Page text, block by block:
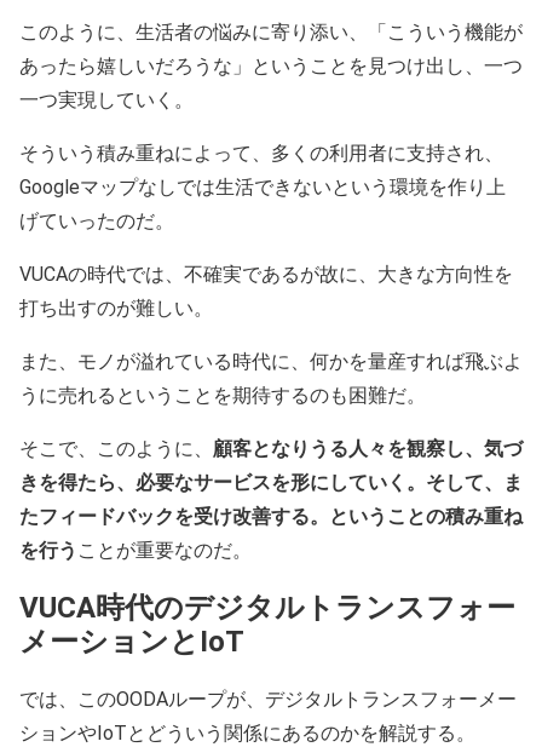
このように、生活者の悩みに寄り添い、「こういう機能が
あったら嬉しいだろうな」ということを見つけ出し、一つ
一つ実現していく。
そういう積み重ねによって、多くの利用者に支持され、
Googleマップなしでは生活できないという環境を作り上
げていったのだ。
VUCAの時代では、不確実であるが故に、大きな方向性を
打ち出すのが難しい。
また、モノが溢れている時代に、何かを量産すれば飛ぶよ
うに売れるということを期待するのも困難だ。
そこで、このように、 顧客となりうる人々を観察し、気づ
きを得たら、必要なサービスを形にしていく。そして、ま
たフィードバックを受け改善する。ということの積み重ね
を行う ことが重要なのだ。
VUCA時代のデジタルトランスフォー
メーションとIoT
では、このOODAループが、デジタルトランスフォーメー
ションやIoTとどういう関係にあるのかを解説する。